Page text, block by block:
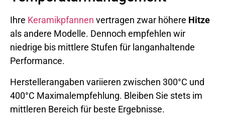
Ihre Keramikpfannen vertragen zwar höhere Hitze
als andere Modelle. Dennoch empfehlen wir
niedrige bis mittlere Stufen für langanhaltende
Performance.
Herstellerangaben variieren zwischen 300°C und
400°C Maximalempfehlung. Bleiben Sie stets im
mittleren Bereich für beste Ergebnisse.